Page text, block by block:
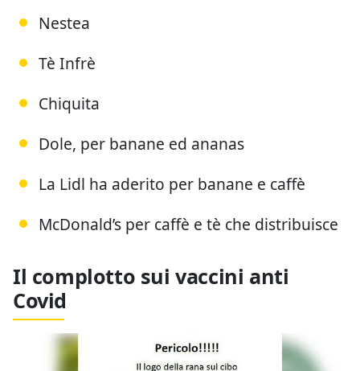
Nestea
Tè Infrè
Chiquita
Dole, per banane ed ananas
La Lidl ha aderito per banane e caffè
McDonald’s per caffè e tè che distribuisce
Il complotto sui vaccini anti
Covid